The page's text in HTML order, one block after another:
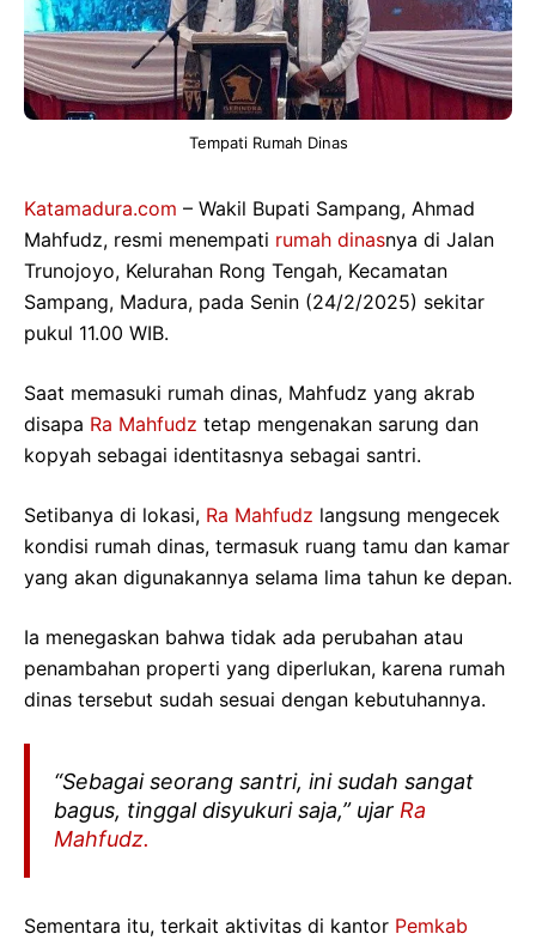
Tempati Rumah Dinas
Katamadura.com – Wakil Bupati Sampang, Ahmad
Mahfudz, resmi menempati rumah dinasnya di Jalan
Trunojoyo, Kelurahan Rong Tengah, Kecamatan
Sampang, Madura, pada Senin (24/2/2025) sekitar
pukul 11.00 WIB.
Saat memasuki rumah dinas, Mahfudz yang akrab
disapa Ra Mahfudz tetap mengenakan sarung dan
kopyah sebagai identitasnya sebagai santri.
Setibanya di lokasi, Ra Mahfudz langsung mengecek
kondisi rumah dinas, termasuk ruang tamu dan kamar
yang akan digunakannya selama lima tahun ke depan.
Ia menegaskan bahwa tidak ada perubahan atau
penambahan properti yang diperlukan, karena rumah
dinas tersebut sudah sesuai dengan kebutuhannya.
“Sebagai seorang santri, ini sudah sangat
bagus, tinggal disyukuri saja,” ujar Ra
Mahfudz.
Sementara itu, terkait aktivitas di kantor Pemkab